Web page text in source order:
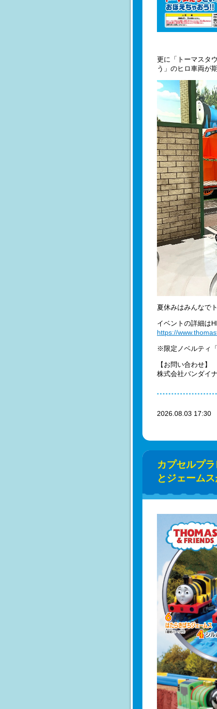
更に「トーマスタ
う」のヒロ車両が
夏休みはみんなで
イベントの詳細は
https://
※限定ノベルティ
【お問い合わせ】
株式会社バンダイ
2026.08.03
カプセルプ
とジェーム